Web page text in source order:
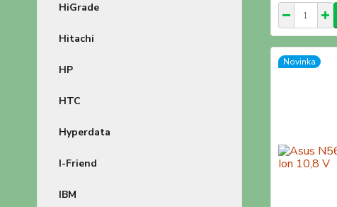
HiGrade
Hitachi
HP
HTC
Hyperdata
I-Friend
IBM
Novinka